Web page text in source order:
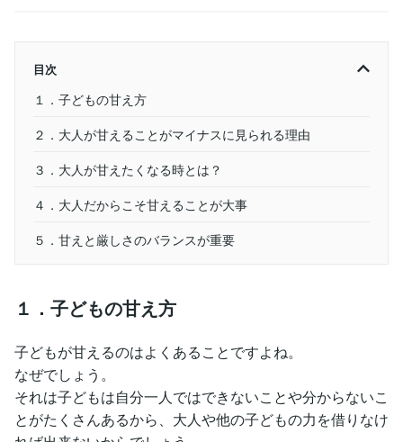
目次
１．子どもの甘え方
２．大人が甘えることがマイナスに見られる理由
３．大人が甘えたくなる時とは？
４．大人だからこそ甘えることが大事
５．甘えと厳しさのバランスが重要
１．子どもの甘え方
子どもが甘えるのはよくあることですよね。
なぜでしょう。
それは子どもは自分一人ではできないことや分からないこ
とがたくさんあるから、大人や他の子どもの力を借りなけ